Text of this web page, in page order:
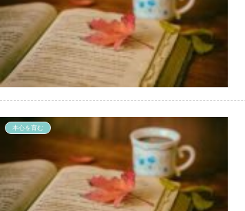
本心を育む